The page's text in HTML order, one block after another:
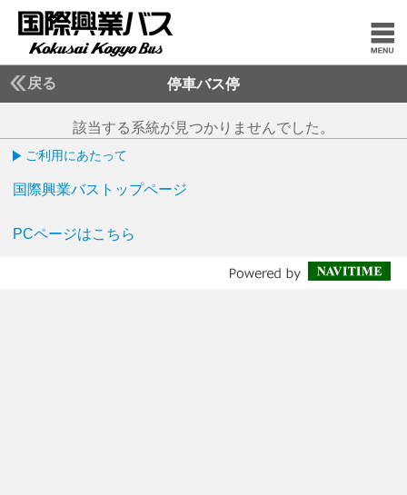
戻る 停車バス停
該当する系統が見つかりませんでした。
ご利用にあたって
国際興業バストップページ
PCページはこちら